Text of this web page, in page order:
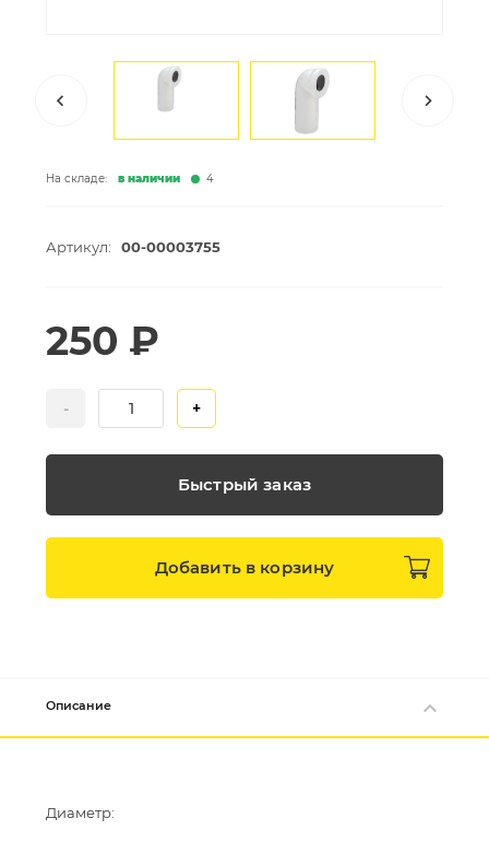
На складе: в наличии 4
Артикул: 00-00003755
- +
250 ₽
Быстрый заказ
Добавить в корзину
Описание
Диаметр: